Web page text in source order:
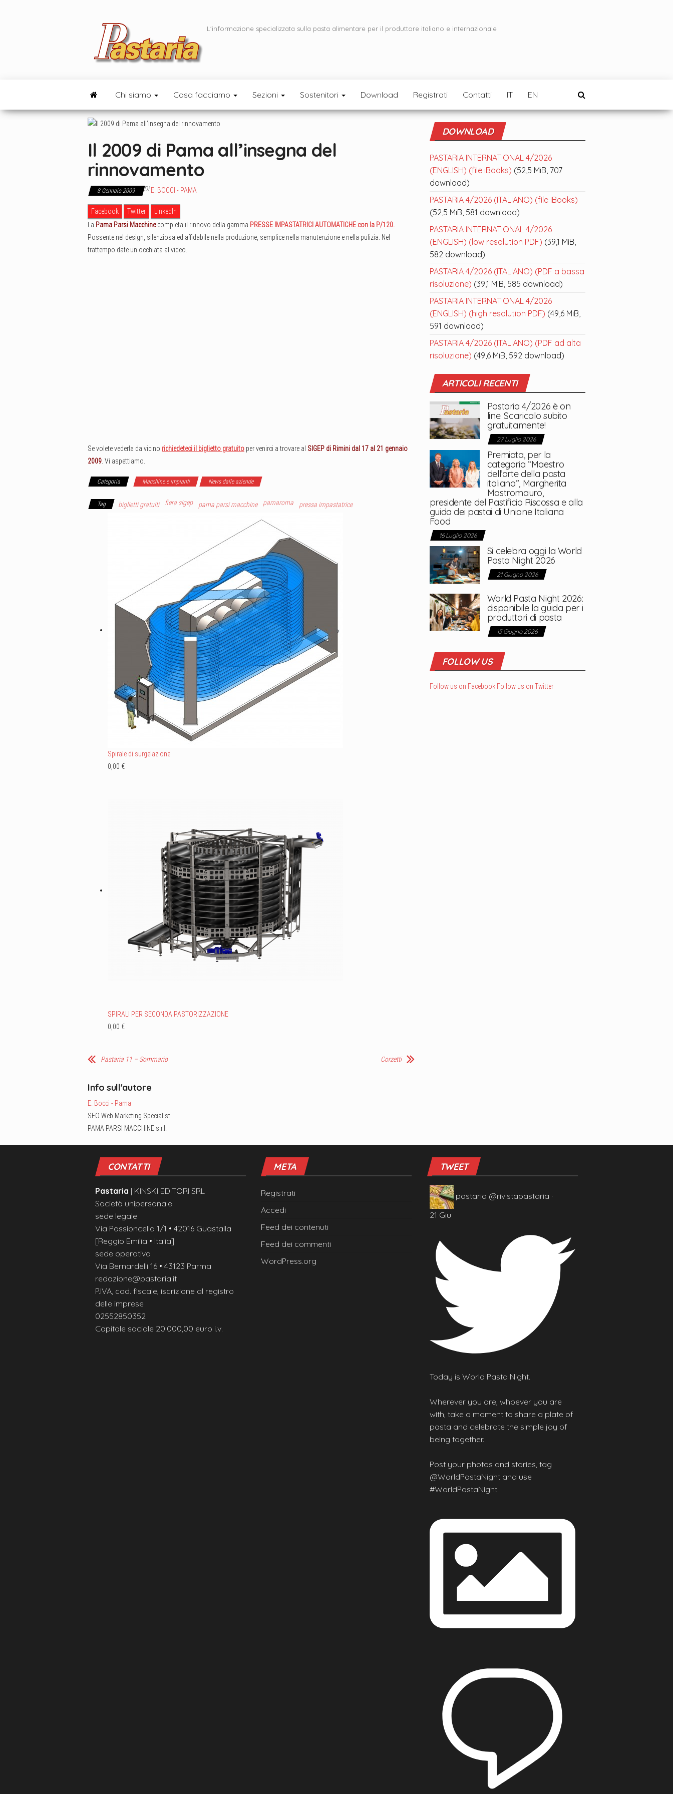
L'informazione specializzata sulla pasta alimentare per il produttore italiano e internazionale
Chi siamo Cosa facciamo Sezioni Sostenitori Download Registrati Contatti IT EN
Il 2009 di Pama all’insegna del
rinnovamento
8 Gennaio 2009 Di E. BOCCI - PAMA
Facebook Twitter
LinkedIn
La Pama Parsi Macchinecompleta il rinnovo della gamma PRESSE IMPASTATRICI AUTOMATICHE con la P/120.
Possente nel design, silenziosa ed affidabile nella produzione, semplice nella manutenzione e nella pulizia. Nel
frattempo date un occhiata al video.
Se volete vederla da vicino richiedeteci il biglietto gratuito per venirci a trovare al SIGEP di Rimini dal 17 al 21 gennaio
2009 . Vi aspettiamo.
Categoria Macchine e impianti News dalle aziende
Tag biglietti gratuiti fiera sigep pama parsi macchine pamaroma pressa impastatrice
Spirale di surgelazione
0,00 €
SPIRALI PER SECONDA PASTORIZZAZIONE
0,00 €
Pastaria 11 – Sommario Corzetti
Info sull'autore
E. Bocci - Pama
SEO Web Marketing Specialist
PAMA PARSI MACCHINE s.r.l.
DOWNLOAD
PASTARIA INTERNATIONAL 4/2026
(ENGLISH) (file iBooks) (52,5 MiB, 707
download)
PASTARIA 4/2026 (ITALIANO) (file iBooks)
(52,5 MiB, 581 download)
PASTARIA INTERNATIONAL 4/2026
(ENGLISH) (low resolution PDF) (39,1 MiB,
582 download)
PASTARIA 4/2026 (ITALIANO) (PDF a bassa
risoluzione) (39,1 MiB, 585 download)
PASTARIA INTERNATIONAL 4/2026
(ENGLISH) (high resolution PDF) (49,6 MiB,
591 download)
PASTARIA 4/2026 (ITALIANO) (PDF ad alta
risoluzione) (49,6 MiB, 592 download)
ARTICOLI RECENTI
Pastaria 4/2026 è on
line. Scaricalo subito
gratuitamente!
27 Luglio 2026
Premiata, per la
categoria “Maestro
dell’arte della pasta
italiana”, Margherita
Mastromauro,
presidente del Pastificio Riscossa e alla
guida dei pastai di Unione Italiana
Food
16 Luglio 2026
Si celebra oggi la World
Pasta Night 2026
21 Giugno 2026
World Pasta Night 2026:
disponibile la guida per i
produttori di pasta
15 Giugno 2026
FOLLOW US
Follow us on Facebook Follow us on Twitter
CONTATTI
Pastaria | KINSKI EDITORI SRL
Società unipersonale
sede legale
Via Possioncella 1/1 • 42016 Guastalla
[Reggio Emilia • Italia]
sede operativa
Via Bernardelli 16 • 43123 Parma
redazione@pastaria.it
P.IVA, cod. fiscale, iscrizione al registro
delle imprese
02552850352
Capitale sociale 20.000,00 euro i.v.
META
Registrati
Accedi
Feed dei contenuti
Feed dei commenti
WordPress.org
TWEET
pastaria @rivistapastaria ·
21 Giu
Today is World Pasta Night.
Wherever you are, whoever you are
with, take a moment to share a plate of
pasta and celebrate the simple joy of
being together.
Post your photos and stories, tag
@WorldPastaNight and use
#WorldPastaNight.